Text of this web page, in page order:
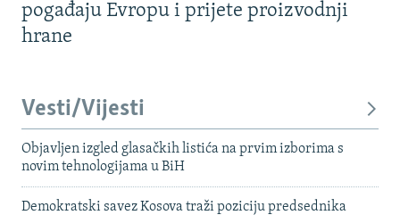
pogađaju Evropu i prijete proizvodnji
hrane
Vesti/Vijesti
Objavljen izgled glasačkih listića na prvim izborima s
novim tehnologijama u BiH
Demokratski savez Kosova traži poziciju predsednika